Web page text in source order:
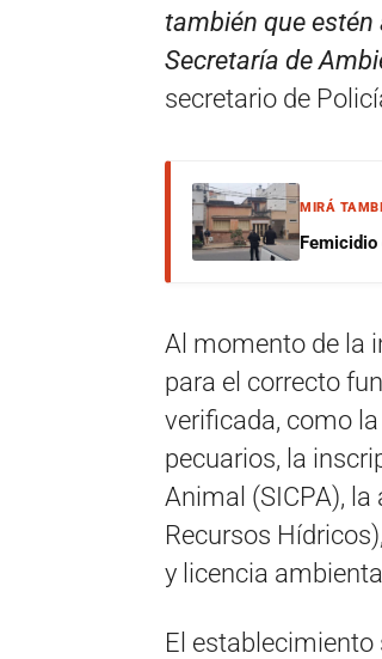
también que
Secretaría de
secretario de
MIRÁ
Al momento de la
para el correcto
verificada, como
pecuarios, la
Animal (SICPA),
Recursos
y licencia
El establecimiento